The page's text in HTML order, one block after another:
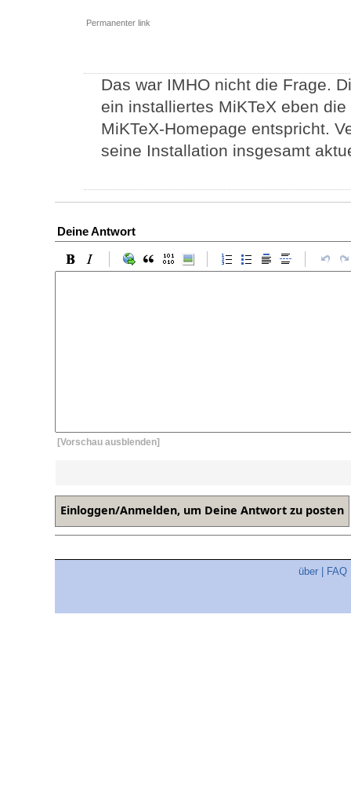
Permanenter link
Das war IMHO nicht die Frage.
ein installiertes MiKTeX eben
MiKTeX-Homepage entspricht.
seine Installation insgesamt
Deine Antwort
[Vorschau ausblenden]
über FAQ